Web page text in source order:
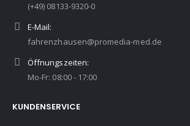
(+49) 08133-9320-0
E-Mail:
fahrenzhausen@promedia-med.de
Öffnungszeiten:
Mo-Fr: 08:00 - 17:00
KUNDENSERVICE